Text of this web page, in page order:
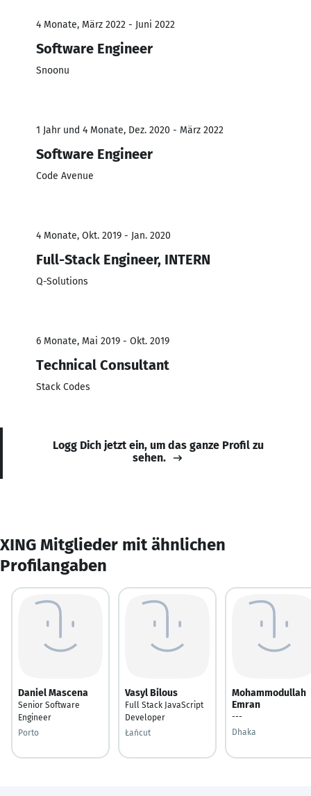
4 Monate, März 2022 - Juni 2022
Software Engineer
Snoonu
1 Jahr und 4 Monate, Dez. 2020 - März 2022
Software Engineer
Code Avenue
4 Monate, Okt. 2019 - Jan. 2020
Full-Stack Engineer, INTERN
Q-Solutions
6 Monate, Mai 2019 - Okt. 2019
Technical Consultant
Stack Codes
Logg Dich jetzt ein, um das ganze Profil zu
sehen.
XING Mitglieder mit ähnlichen
Profilangaben
Daniel Mascena
Senior Software
Engineer
Porto
Vasyl Bilous
Full Stack JavaScript
Developer
Łańcut
Mohammodullah
Emran
---
Dhaka